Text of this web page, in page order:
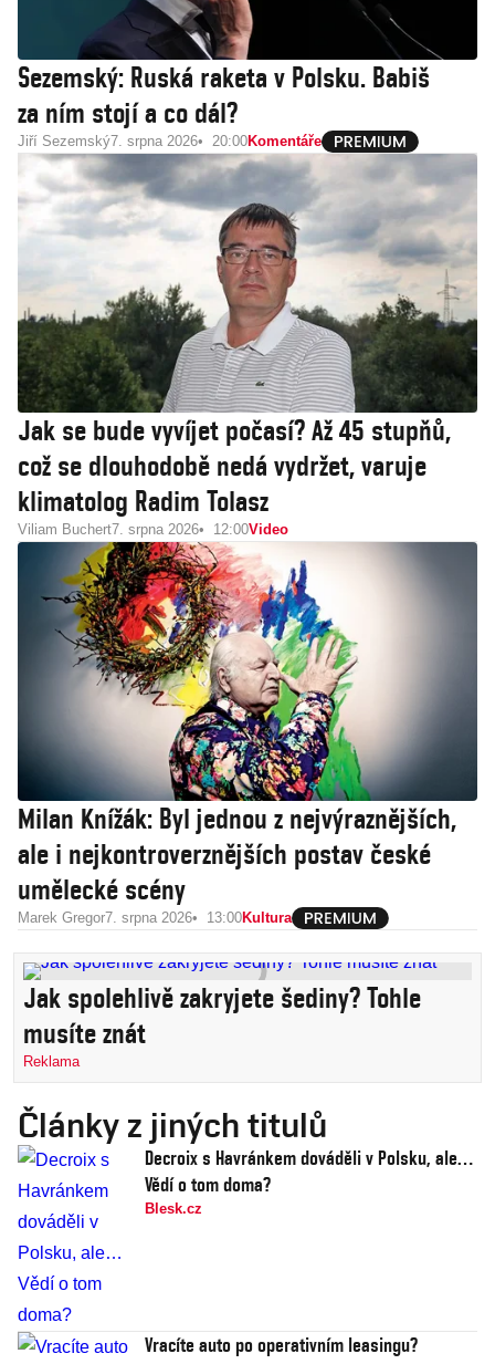
Sezemský: Ruská raketa v Polsku. Babiš
za ním stojí a co dál?
Jiří Sezemský7. srpna 2026 20:00Komentáře
Jak se bude vyvíjet počasí? Až 45 stupňů,
což se dlouhodobě nedá vydržet, varuje
klimatolog Radim Tolasz
Viliam Buchert7. srpna 2026 12:00Video
Milan Knížák: Byl jednou z nejvýraznějších,
ale i nejkontroverznějších postav české
umělecké scény
Marek Gregor7. srpna 2026 13:00Kultura
Jak spolehlivě zakryjete šediny? Tohle
musíte znát
Reklama
Články z jiných titulů
Decroix s Havránkem dováděli v Polsku, ale…
Vědí o tom doma?
Blesk.cz
Vracíte auto po operativním leasingu?